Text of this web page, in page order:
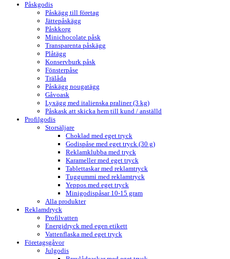
Påskgodis
Påskägg till företag
Jättepåskägg
Påskkorg
Minichocolate påsk
Transparenta påskägg
Plåtägg
Konservburk påsk
Fönsterpåse
Trälåda
Påskägg nougatägg
Gåvoask
Lyxägg med italienska praliner (3 kg)
Påskask att skicka hem till kund / anställd
Profilgodis
Storsäljare
Choklad med eget tryck
Godispåse med eget tryck (30 g)
Reklamklubba med tryck
Karameller med eget tryck
Tablettaskar med reklamtryck
Tuggummi med reklamtryck
Yeppos med eget tryck
Minigodispåsar 10-15 gram
Alla produkter
Reklamdryck
Profilvatten
Energidryck med egen etikett
Vattenflaska med eget tryck
Företagsgåvor
Julgodis